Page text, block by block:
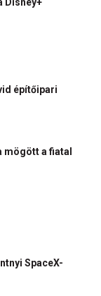
építőipari
a fiatal
SpaceX-